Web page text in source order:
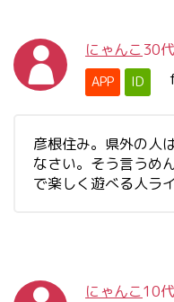
にゃんこ 30代
APP ID
彦根住み。県外の人
なさい。そう言うめ
で楽しく遊べる人ラ
にゃんこ10代